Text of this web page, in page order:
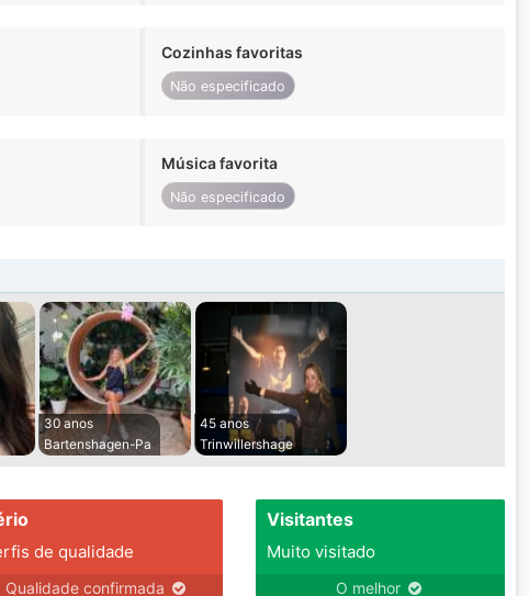
Cozinhas favoritas
Não especificado
Música favorita
Não especificado
30 anos
Bartenshagen-Pa
45 anos
Trinwillershage
de qualidade
Qualidade confirmada
Visitantes
Muito visitado
O melhor